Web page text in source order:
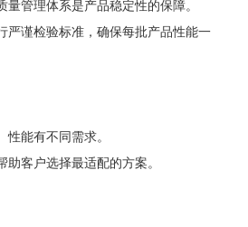
管理体系是产品稳定性的保障。
严谨检验标准，确保每批产品性能一
能有不同需求。
客户选择最适配的方案。